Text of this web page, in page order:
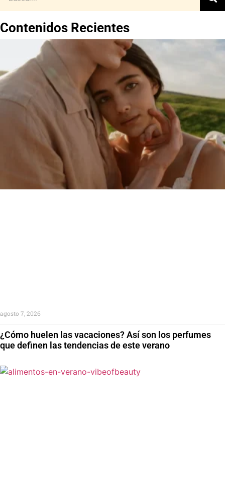
Contenidos Recientes
¿Cómo huelen las vacaciones? Así son los perfumes
que definen las tendencias de este verano
agosto 7, 2026